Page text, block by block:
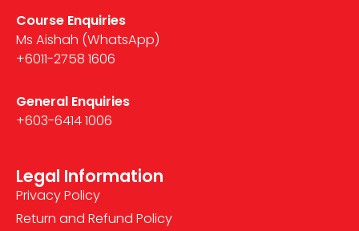
Course Enquiries
Ms Aishah (WhatsApp)
+6011-2758 1606
General Enquiries
+603-6414 1006
Legal Information
Privacy Policy
Return and Refund Policy